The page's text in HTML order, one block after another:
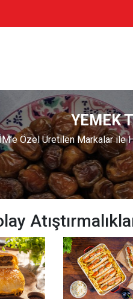
YEMEK
Özel Üretilen Markalar ile